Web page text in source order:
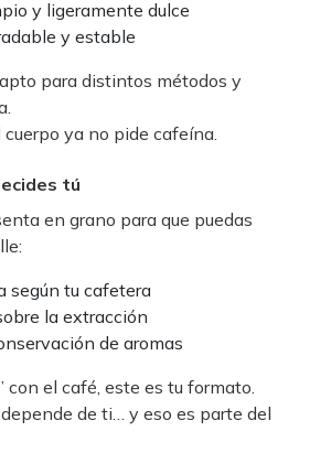
y ligeramente dulce
y estable
para distintos métodos y
cuerpo ya no pide cafeína.
tú
en grano para que puedas
según tu cafetera
la extracción
de aromas
con el café, este es tu formato.
de ti… y eso es parte del